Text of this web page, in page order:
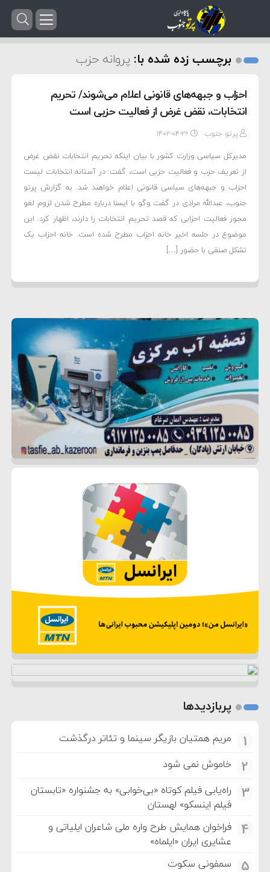
برچسب زده شده با: پروانه حزب
احزاب و جبهه‌های قانونی اعلام می‌شوند/ تحریم
انتخابات، نقض غرض از فعالیت حزبی است
پرتو جنوب ۱۴۰۲-۰۴-۲۶
مدیرکل سیاسی وزارت کشور با بیان اینکه تحریم انتخابات نقض غرض
از تعریف حزب و فعالیت حزبی است، گفت: در آستانه انتخابات لیست
احزاب و جبهه‌های سیاسی قانونی اعلام خواهند شد. به گزارش پرتو
جنوب، عبدالله مرادی در گفت وگو با ایسنا درباره مطرح شدن لزوم لغو
مجوز فعالیت احزابی که قصد تحریم انتخابات را دارند، اظهار کرد: این
موضوع در جلسه اخیر خانه احزاب مطرح شده است. خانه احزاب یک
تشکل صنفی با حضور […]
پربازدیدها
1 مریم همتیان بازیگر سینما و تئاتر درگذشت
2 خاموش نمی شود
3
راه‌یابی فیلم کوتاه «بی‌خوابی» به جشنواره «تابستان
فیلم اینسکو» لهستان
4
فراخوان همایش طرح واره ملی شاعران ایلیاتی و
عشایری ایران «ایلماه»
5 سمفونی سکوت